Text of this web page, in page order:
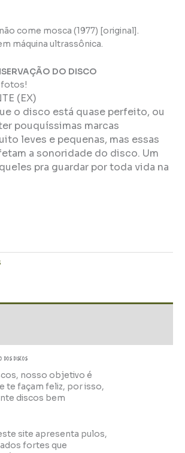
come mosca (1977) [original].
máquina ultrassônica.
DO DISCO
(EX)
o disco está quase perfeito, ou
pouquíssimas marcas
leves e pequenas, mas essas
a sonoridade do disco. Um
pra guardar por toda vida na
dos discos
nosso objetivo é
te façam feliz, por isso,
discos bem
site apresenta pulos,
fortes que